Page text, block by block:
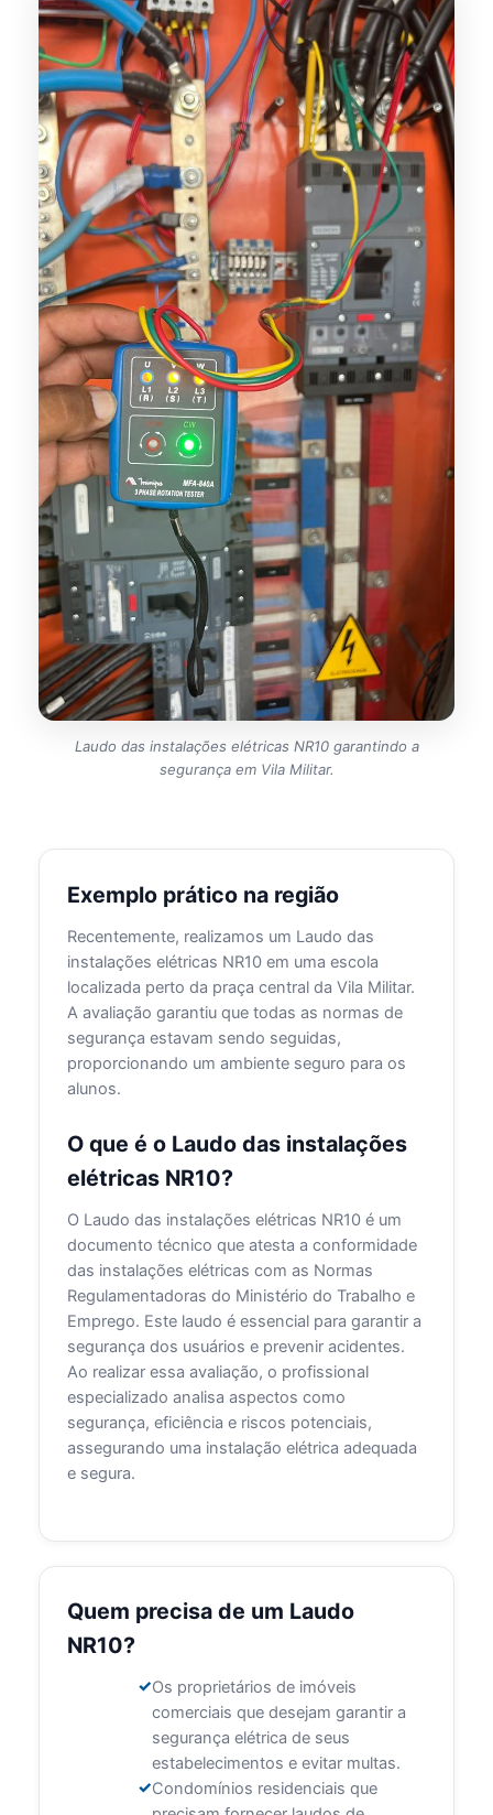
Laudo das instalações elétricas NR10 garantindo a
segurança em Vila Militar.
Exemplo prático na região
Recentemente, realizamos um Laudo das
instalações elétricas NR10 em uma escola
localizada perto da praça central da Vila Militar.
A avaliação garantiu que todas as normas de
segurança estavam sendo seguidas,
proporcionando um ambiente seguro para os
alunos.
O que é o Laudo das instalações
elétricas NR10?
O Laudo das instalações elétricas NR10 é um
documento técnico que atesta a conformidade
das instalações elétricas com as Normas
Regulamentadoras do Ministério do Trabalho e
Emprego. Este laudo é essencial para garantir a
segurança dos usuários e prevenir acidentes.
Ao realizar essa avaliação, o profissional
especializado analisa aspectos como
segurança, eficiência e riscos potenciais,
assegurando uma instalação elétrica adequada
e segura.
Quem precisa de um Laudo
NR10?
Os proprietários de imóveis
comerciais que desejam garantir a
segurança elétrica de seus
estabelecimentos e evitar multas.
Condomínios residenciais que